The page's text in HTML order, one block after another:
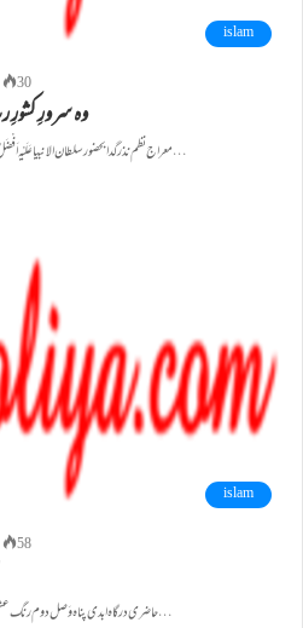
islam
30
وہ سرورِ
معراج نظم نذر گدا بحضور سلطان الانبیا عَلَیْہ اَفْضَلُ الصَّلٰوۃِ وَالثَّنَا دَر تہنیت شادی اَسرا وہ سرورِ کشورِ رسالت جو…
islam
58
حاضری درگاہ ابدی پناہ وَصل دوم رنگ عشقی ۱۳۲۴ھ بھینی سُہانی صبح میں ٹھنڈک جِگر کی ہے بھینی سُہانی…